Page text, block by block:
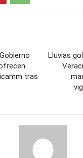
tras
Lluvias